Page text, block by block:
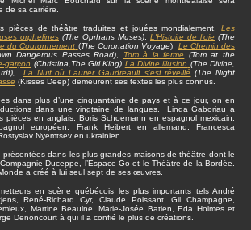
de sa carrière.
pièces de théâtre traduites et jouées mondialement. Les
orphelines (The Oprhans Muses) L'Histoire de l'oie (The
du Couronnement (The Coronation Voyage) Le Chemin des
Dangerous Passes Road) Tom à la ferme
(Tom at the
garçon (Christina,The Girl King) La Divine illusion (The Divine,
La Nuit où Laurier Gaudreault s’est réveillé (The Night
(Kisses Deep) demeurent ses textes les plus connus.
dans plus d’une cinquantaine de pays et à ce jour, on en
dans une vingtaine de langues. Linda Gaboriau a
en anglais, Boris Schoemann en espagnol mexicain,
européen, Frank Heibert en allemand, Francesca
Nyemtsev en ukrainien.
dans les plus grandes maisons de théâtre dont le
Duceppe, l’Espace Go et le Théâtre de la Bordée.
a créé à lui seul sept de ses œuvres.
en scène québécois les plus importants tels André
René-Richard Cyr, Claude Poissant, Gil Champagne,
Martine Beaulne. Marie-Josée Batien, Eda Holmes et
Denoncourt à qui il a confié le plus de créations.